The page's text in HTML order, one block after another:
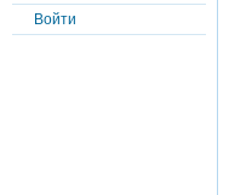
Войти